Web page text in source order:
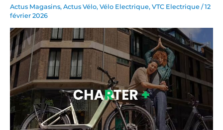
Actus Magasins, Actus Vélo, Vélo Electrique, VTC Electrique /12
février 2026
2026:
Charter
+